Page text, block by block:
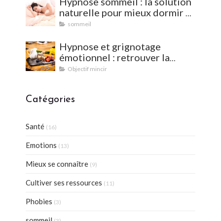
naturelle pour mieux dormir et
vaincre les insomnies
sommeil
Hypnose et grignotage
émotionnel : retrouver la
satiété et l'équilibre
Objectif mincir
Catégories
Santé (16)
Emotions (13)
Mieux se connaître (9)
Cultiver ses ressources (11)
Phobies (3)